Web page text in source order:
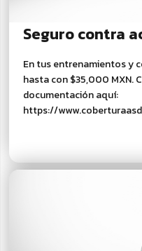
Seguro contra
En tus entrenamientos y
hasta con $35,000 MXN.
documentación aquí:
https://